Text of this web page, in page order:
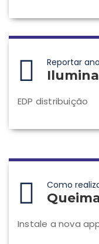
Reportar
EDP distribuição
Como
Instale a nova